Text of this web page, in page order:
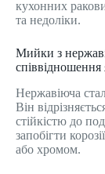
кухонних
та недоліки.
Мийки з
співвідношення
Нержавіюча
Він
стійкістю до
запобігти
або хромом.